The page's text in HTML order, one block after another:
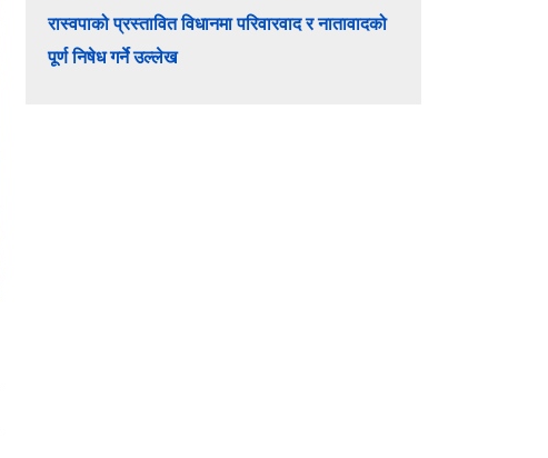
रास्वपाको प्रस्तावित विधानमा परिवारवाद र नातावादको
पूर्ण निषेध गर्ने उल्लेख